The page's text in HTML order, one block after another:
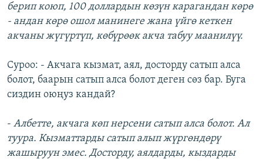
берип коюп, 100 доллардын көзүн карагандан көрө
- андан көрө ошол манинеге жана үйгө кеткен
акчаны жүгүртүп, көбүрөөк акча табуу маанилүү.
Суроо: - Акчага кызмат, аял, досторду сатып алса
болот, баарын сатып алса болот деген сөз бар. Буга
сиздин оюңуз кандай?
- Албетте, акчага көп нерсени сатып алса болот. Ал
туура. Кызматтарды сатып алып жүргөндөрү
жашыруун эмес. Досторду, аялдарды, кыздарды